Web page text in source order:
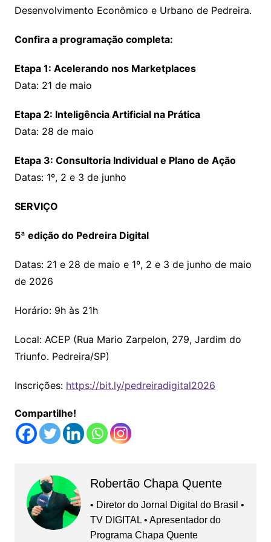
Desenvolvimento Econômico e Urbano de Pedreira.
Confira a programação completa:
Etapa 1: Acelerando nos Marketplaces
Data: 21 de maio
Etapa 2: Inteligência Artificial na Prática
D️ata: 28 de maio
Etapa 3: Consultoria Individual e Plano de Ação
Datas: 1º, 2 e 3 de junho
SERVIÇO
5ª edição do Pedreira Digital
Datas: 21 e 28 de maio e 1º, 2 e 3 de junho de maio
de 2026
Horário: 9h às 21h
Local: ACEP (Rua Mario Zarpelon, 279, Jardim do
Triunfo. Pedreira/SP)
Inscrições: https://bit.ly/pedreiradigital2026
Compartilhe!
Robertão Chapa Quente
• Diretor do Jornal Digital do Brasil •
TV DIGITAL • Apresentador do
Programa Chapa Quente